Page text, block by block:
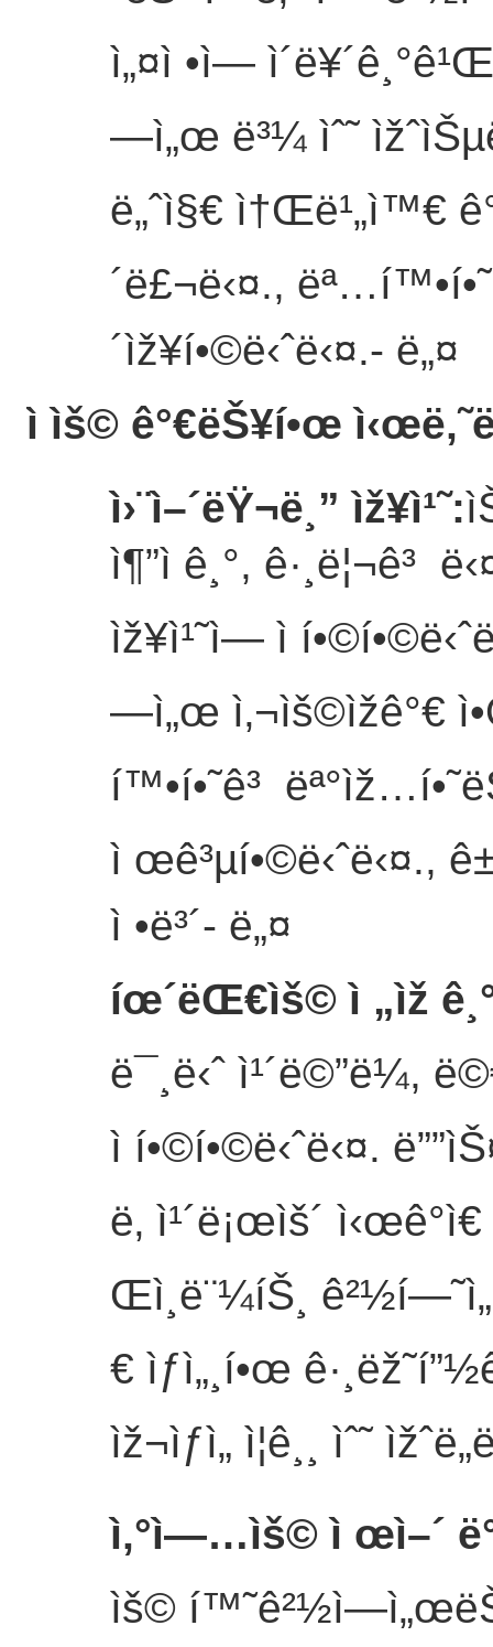
ì„¤ì •ì—
—ì„œ ë³¼ ìˆ˜
ë„ˆì§€ ì†Œë¹„ì™€
´ë£¬ë‹¤.,
´ìž¥í•©ë‹ˆë‹¤.- ë„¤
ì ìš© ê°€ëŠ¥í•œ
ì›¨ì–´ëŸ¬ë¸” ìž¥ì¹˜:
ì¶”ì ê¸°, ê·¸ë¦¬ê³
ìž¥ì¹˜ì— ì
—ì„œ ì‚¬ìš©ìžê°€
í™•í•˜ê³
ì œê³µí•©ë‹ˆë‹¤.,
ì •ë³´- ë„¤
íœ´ëŒ€ìš© ì „ìž
ë¯¸ë‹ˆ ì¹´ë©”ë¼,
ì í•©í•©ë‹ˆë‹¤.
ë‚ ì¹´ë¡œìš´
Œì¸ë¨¼íŠ¸
€ ìƒì„¸í•œ
ìž¬ìƒì„ ì¦ê¸¸ ìˆ˜
ì‚°ì—…ìš© ì œì–´ ë°
ìš©